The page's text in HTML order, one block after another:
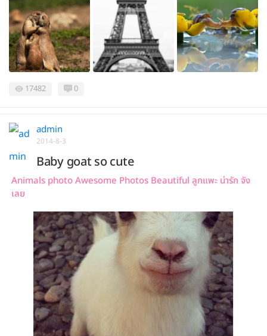
17482 0
admin
2014-8-3
Baby goat so cute
Animals photo Awesome Photos Beautiful ลูกแพะ น่ารัก จัง
เลย